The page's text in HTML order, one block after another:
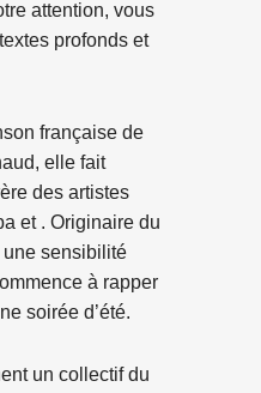
attention, vous
profonds et
française de
elle fait
des artistes
et . Originaire du
sensibilité
à rapper
soirée d’été.
un collectif du